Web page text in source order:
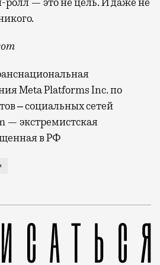
Meta Platforms Inc. по
‒ социальных сетей
— экстремистская
в РФ